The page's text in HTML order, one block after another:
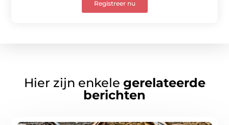
Registreer nu
Hier zijn enkele gerelateerde
berichten